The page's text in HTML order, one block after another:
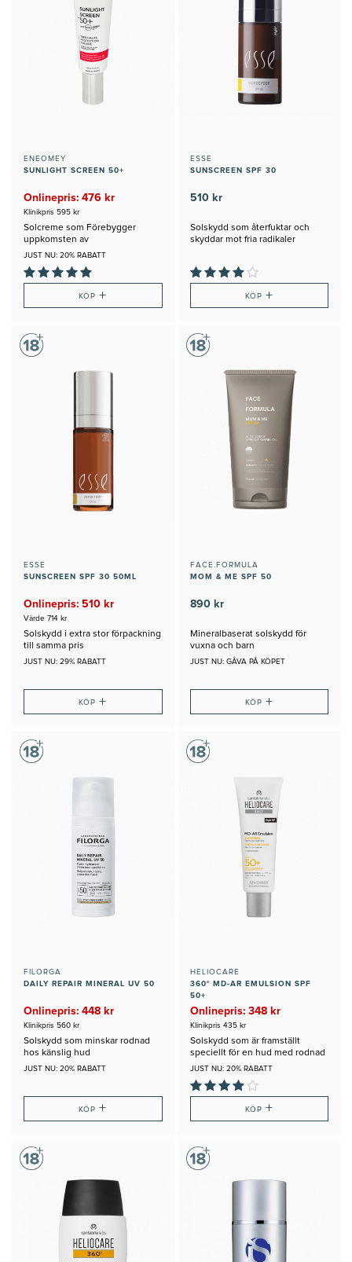
ENEOMEY
SUNLIGHT SCREEN 50+
Onlinepris: 476 kr
Klinikpris 595 kr
Solcreme som Förebygger
uppkomsten av
hyperpigmenteringar
JUST NU: 20% RABATT
KÖP+
ESSE
SUNSCREEN SPF 30
510 kr
Solskydd som återfuktar och
skyddar mot fria radikaler
KÖP +
ESSE
SUNSCREEN SPF 30 50ML
Onlinepris: 510 kr
Värde 714 kr
Solskydd i extra stor förpackning
till samma pris
JUST NU: 29% RABATT
KÖP+
FACE.FORMULA
MOM & ME SPF 50
890 kr
Mineralbaserat solskydd för
vuxna och barn
JUST NU: GÅVA PÅ KÖPET
KÖP +
FILORGA
DAILY REPAIR MINERAL UV 50
Onlinepris: 448 kr
Klinikpris 560 kr
Solskydd som minskar rodnad
hos känslig hud
JUST NU: 20% RABATT
KÖP+
HELIOCARE
360° MD-AR EMULSION SPF
50+
Onlinepris: 348 kr
Klinikpris 435 kr
Solskydd som är framställt
speciellt för en hud med rodnad
JUST NU: 20% RABATT
KÖP +